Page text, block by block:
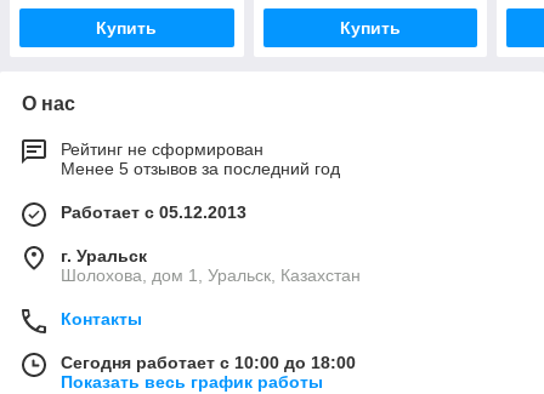
Купить Купить
О нас
Рейтинг не сформирован
Менее 5 отзывов за последний год
Работает с 05.12.2013
г. Уральск
Шолохова, дом 1, Уральск, Казахстан
Контакты
Сегодня работает с 10:00 до 18:00
Показать весь график работы